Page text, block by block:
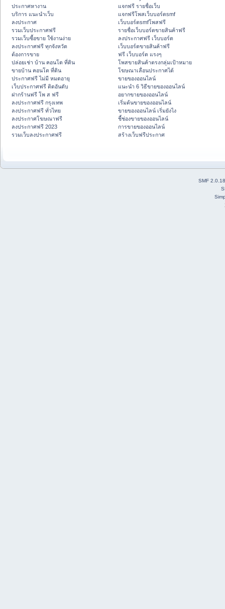
ประกาศหางาน
บริการ แนะนำเว็บ
ลงประกาศ
รวมเว็บประกาศฟรี
รวมเว็บซื้อขาย ใช้งานง่าย
ลงประกาศฟรี ทุกจังหวัด
ต้องการขาย
ปล่อยเช่า บ้าน คอนโด ที่ดิน
ขายบ้าน คอนโด ที่ดิน
ประกาศฟรี ไม่มี หมดอายุ
เว็บประกาศฟรี ติดอันดับ
ฝากร้านฟรี โพ ส ฟรี
ลงประกาศฟรี กรุงเทพ
ลงประกาศฟรี ทั่วไทย
ลงประกาศโฆษณาฟรี
ลงประกาศฟรี 2023
รวมเว็บลงประกาศฟรี
แจกฟรี รายชื่อเว็บ
แจกฟรีโพสเว็บบอร์ดsmf
เว็บบอร์ดsmfโพสฟรี
รายชื่อเว็บบอร์ดขายสินค้าฟรี
ลงประกาศฟรี เว็บบอร์ด
เว็บบอร์ดขายสินค้าฟรี
ฟรี เว็บบอร์ด แรงๆ
โพสขายสินค้าตรงกลุ่มเป้าหมาย
โฆษณาเลื่อนประกาศได้
ขายของออนไลน์
แนะนำ 6 วิธีขายของออนไลน์
อยากขายของออนไลน์
เริ่มต้นขายของออนไลน์
ขายของออนไลน์ เริ่มยังไง
ชี้ช่องขายของออนไลน์
การขายของออนไลน์
สร้างเว็บฟรีประกาศ
SMF 2.0.18